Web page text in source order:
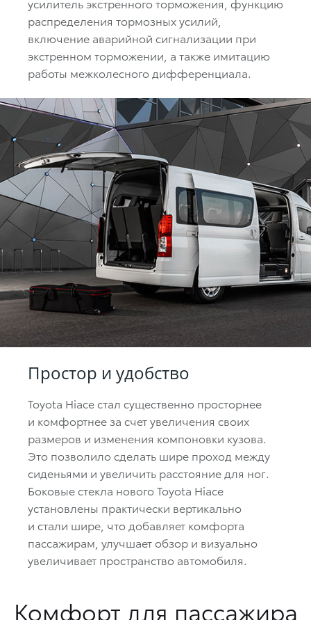
распределения тормозных усилий,
включение аварийной сигнализации при
экстренном торможении, а также имитацию
работы межколесного дифференциала.
Простор и удобство
Toyota Hiace стал существенно просторнее
и комфортнее за счет увеличения своих
размеров и изменения компоновки кузова.
Это позволило сделать шире проход между
сиденьями и увеличить расстояние для ног.
Боковые стекла нового Toyota Hiace
установлены практически вертикально
и стали шире, что добавляет комфорта
пассажирам, улучшает обзор и визуально
увеличивает пространство автомобиля.
Комфорт для пассажира